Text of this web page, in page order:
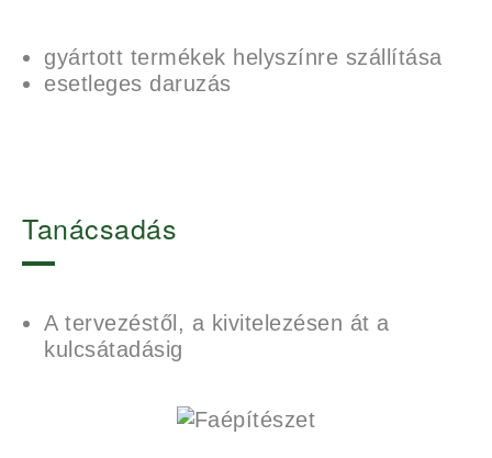
gyártott termékek helyszínre szállítása
esetleges daruzás
Tanácsadás
A tervezéstől, a kivitelezésen át a
kulcsátadásig